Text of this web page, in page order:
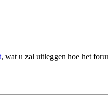
, wat u zal uitleggen hoe het